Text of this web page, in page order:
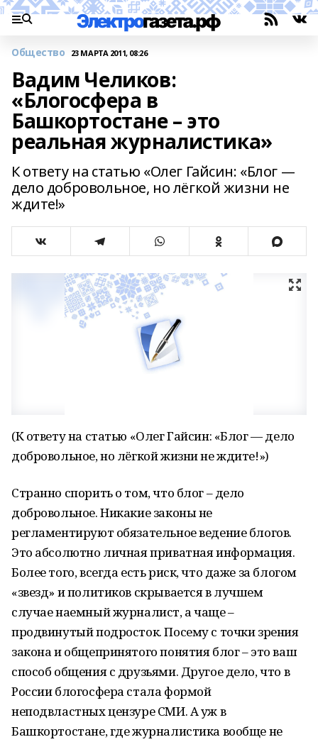
Общество 23 МАРТА 2011, 08:26
Вадим Челиков:
«Блогосфера в
Башкортостане – это
реальная журналистика»
К ответу на статью «Олег Гайсин: «Блог —
дело добровольное, но лёгкой жизни не
ждите!»
(К ответу на статью «Олег Гайсин: «Блог — дело
добровольное, но лёгкой жизни не ждите!»)
Странно спорить о том, что блог – дело
добровольное. Никакие законы не
регламентируют обязательное ведение блогов.
Это абсолютно личная приватная информация.
Более того, всегда есть риск, что даже за блогом
«звезд» и политиков скрывается в лучшем
случае наемный журналист, а чаще –
продвинутый подросток. Посему с точки зрения
закона и общепринятого понятия блог – это ваш
способ общения с друзьями. Другое дело, что в
России блогосфера стала формой
неподвластных цензуре СМИ. А уж в
Башкортостане, где журналистика вообще не